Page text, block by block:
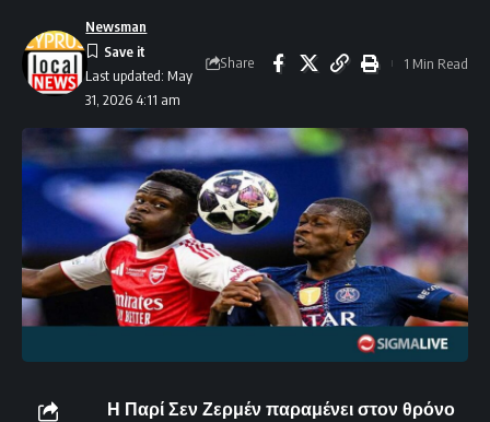
Last updated: May
31, 2026 4:11 am
Newsman
Share 1 Min Read
Η Παρί Σεν Ζερμέν παραμένει στον θρόνο